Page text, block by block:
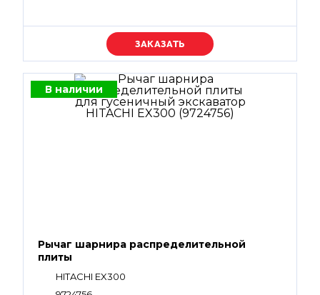
Уточняйте цену
В наличии
Рычаг шарнира распределительной
плиты
HITACHI EX300